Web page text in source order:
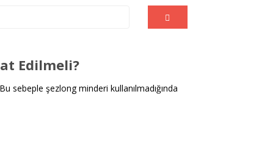
Edilmeli?
sebeple şezlong minderi kullanılmadığında